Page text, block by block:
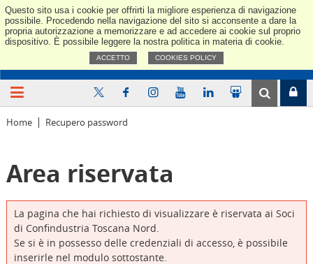
Questo sito usa i cookie per offrirti la migliore esperienza di navigazione
possibile. Procedendo nella navigazione del sito si acconsente a dare la
propria autorizzazione a memorizzare e ad accedere ai cookie sul proprio
dispositivo. È possibile leggere la nostra politica in materia di cookie.
ACCETTO COOKIES POLICY
Home Recupero password
Area riservata
La pagina che hai richiesto di visualizzare è riservata ai Soci
di Confindustria Toscana Nord.
Se si è in possesso delle credenziali di accesso, è possibile
inserirle nel modulo sottostante.